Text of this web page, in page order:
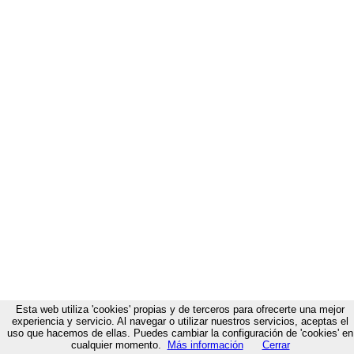
Esta web utiliza 'cookies' propias y de terceros para ofrecerte una mejor
experiencia y servicio. Al navegar o utilizar nuestros servicios, aceptas el
uso que hacemos de ellas. Puedes cambiar la configuración de 'cookies' en
cualquier momento.
Más información Cerrar